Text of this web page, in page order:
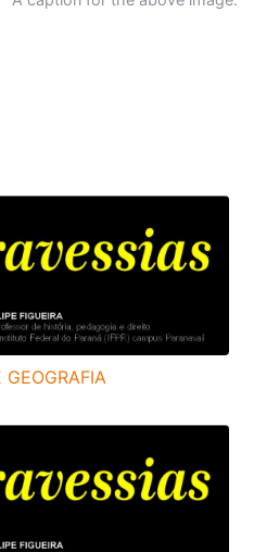
GEOGRAFIA